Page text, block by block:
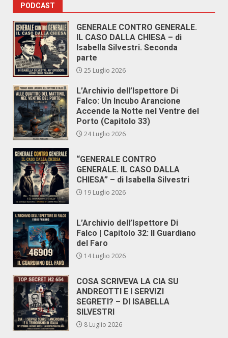
PODCAST
GENERALE CONTRO GENERALE.
IL CASO DALLA CHIESA – di
Isabella Silvestri. Seconda
parte
25 Luglio 2026
L’Archivio dell’Ispettore Di
Falco: Un Incubo Arancione
Accende la Notte nel Ventre del
Porto (Capitolo 33)
24 Luglio 2026
“GENERALE CONTRO
GENERALE. IL CASO DALLA
CHIESA” – di Isabella Silvestri
19 Luglio 2026
L’Archivio dell’Ispettore Di
Falco | Capitolo 32: Il Guardiano
del Faro
14 Luglio 2026
COSA SCRIVEVA LA CIA SU
ANDREOTTI E I SERVIZI
SEGRETI? – DI ISABELLA
SILVESTRI
8 Luglio 2026